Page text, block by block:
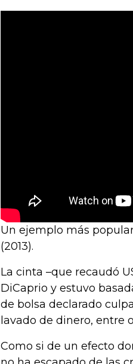
Un ejemplo más
(2013).
La cinta –que recaudó
DiCaprio y estuvo
de bolsa declarado
lavado de dinero, entre
Como si de un efecto